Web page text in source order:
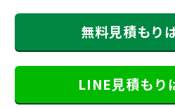
無料見積もり
LINE見積もり